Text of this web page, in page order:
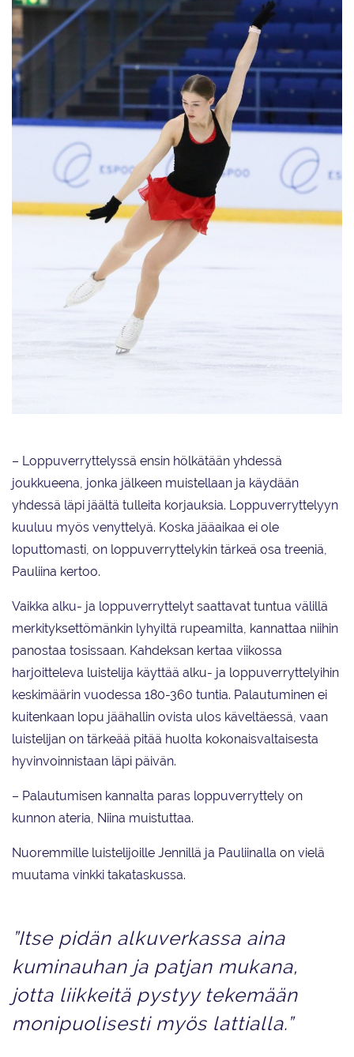
– Loppuverryttelyssä ensin hölkätään yhdessä
joukkueena, jonka jälkeen muistellaan ja käydään
yhdessä läpi jäältä tulleita korjauksia. Loppuverryttelyyn
kuuluu myös venyttelyä. Koska jääaikaa ei ole
loputtomasti, on loppuverryttelykin tärkeä osa treeniä,
Pauliina kertoo.
Vaikka alku- ja loppuverryttelyt saattavat tuntua välillä
merkityksettömänkin lyhyiltä rupeamilta, kannattaa niihin
panostaa tosissaan. Kahdeksan kertaa viikossa
harjoitteleva luistelija käyttää alku- ja loppuverryttelyihin
keskimäärin vuodessa 180-360 tuntia. Palautuminen ei
kuitenkaan lopu jäähallin ovista ulos käveltäessä, vaan
luistelijan on tärkeää pitää huolta kokonaisvaltaisesta
hyvinvoinnistaan läpi päivän.
– Palautumisen kannalta paras loppuverryttely on
kunnon ateria, Niina muistuttaa.
Nuoremmille luistelijoille Jennillä ja Pauliinalla on vielä
muutama vinkki takataskussa.
”Itse pidän alkuverkassa aina
kuminauhan ja patjan mukana,
jotta liikkeitä pystyy tekemään
monipuolisesti myös lattialla.”